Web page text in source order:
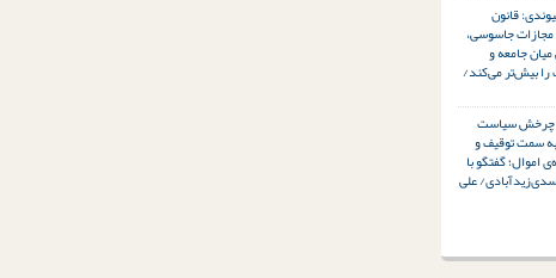
قانون
جاسوسی،
جامعه و
بیش‌تر می‌کند/
چرخش سیاست
سمت توقیف و
اموال؛ گفتگو با
علی